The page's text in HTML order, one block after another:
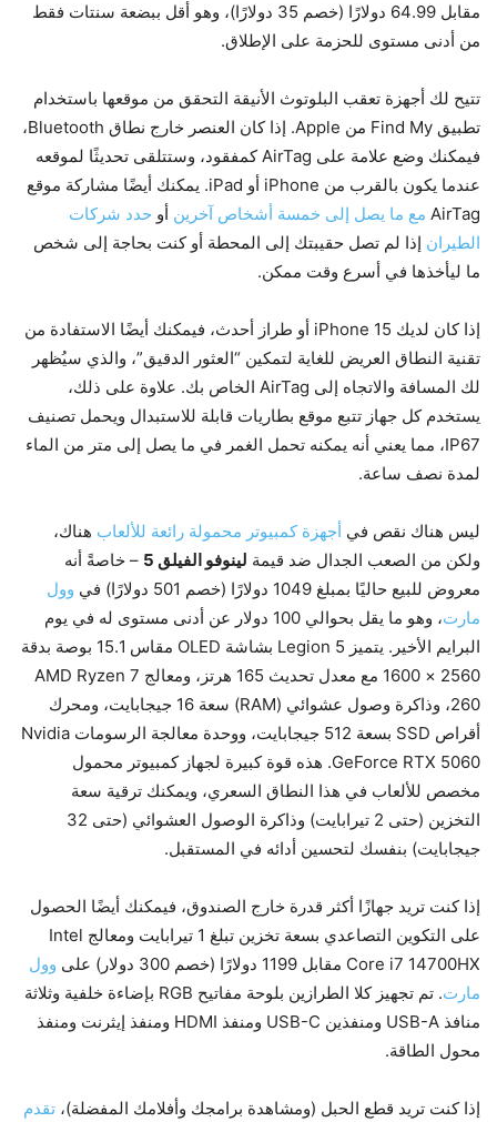
مقابل 64.99 دولارًا (خصم 35 دولارًا)، وهو أقل ببضعة سنتات فقط
من أدنى مستوى للحزمة على الإطلاق.
تتيح لك أجهزة تعقب البلوتوث الأنيقة التحقق من موقعها باستخدام
تطبيق Find My من Apple. إذا كان العنصر خارج نطاق Bluetooth،
فيمكنك وضع علامة على AirTag كمفقود، وستتلقى تحديثًا لموقعه
عندما يكون بالقرب من iPhone أو iPad. يمكنك أيضًا مشاركة موقع
AirTag مع ما يصل إلى خمسة أشخاص آخرين أو حدد شركات
الطيران إذا لم تصل حقيبتك إلى المحطة أو كنت بحاجة إلى شخص
ما ليأخذها في أسرع وقت ممكن.
إذا كان لديك iPhone 15 أو طراز أحدث، فيمكنك أيضًا الاستفادة من
تقنية النطاق العريض للغاية لتمكين “العثور الدقيق”، والذي سيُظهر
لك المسافة والاتجاه إلى AirTag الخاص بك. علاوة على ذلك،
يستخدم كل جهاز تتبع موقع بطاريات قابلة للاستبدال ويحمل تصنيف
IP67، مما يعني أنه يمكنه تحمل الغمر في ما يصل إلى متر من الماء
لمدة نصف ساعة.
ليس هناك نقص في أجهزة كمبيوتر محمولة رائعة للألعاب هناك،
ولكن من الصعب الجدال ضد قيمة لينوفو الفيلق 5
– خاصةً أنه
معروض للبيع حاليًا بمبلغ 1049 دولارًا (خصم 501 دولارًا) في
وول
مارت
، وهو ما يقل بحوالي 100 دولار عن أدنى مستوى له في يوم
البرايم الأخير. يتميز Legion 5 بشاشة OLED مقاس 15.1 بوصة بدقة
2560 × 1600 مع معدل تحديث 165 هرتز، ومعالج AMD Ryzen 7
260، وذاكرة وصول عشوائي (RAM) سعة 16 جيجابايت، ومحرك
أقراص SSD بسعة 512 جيجابايت، ووحدة معالجة الرسومات Nvidia
GeForce RTX 5060. هذه قوة كبيرة لجهاز كمبيوتر محمول
مخصص للألعاب في هذا النطاق السعري، ويمكنك ترقية سعة
التخزين (حتى 2 تيرابايت) وذاكرة الوصول العشوائي (حتى 32
جيجابايت) بنفسك لتحسين أدائه في المستقبل.
إذا كنت تريد جهازًا أكثر قدرة خارج الصندوق، فيمكنك أيضًا الحصول
على التكوين التصاعدي بسعة تخزين تبلغ 1 تيرابايت ومعالج Intel
Core i7 14700HX مقابل 1199 دولارًا (خصم 300 دولار) على
وول
مارت
. تم تجهيز كلا الطرازين بلوحة مفاتيح RGB بإضاءة خلفية وثلاثة
منافذ USB-A ومنفذين USB-C ومنفذ HDMI ومنفذ إيثرنت ومنفذ
محول الطاقة.
إذا كنت تريد قطع الحبل (ومشاهدة برامجك وأفلامك المفضلة)، تقدم